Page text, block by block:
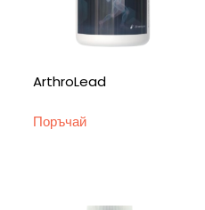
ArthroLead
Поръчай